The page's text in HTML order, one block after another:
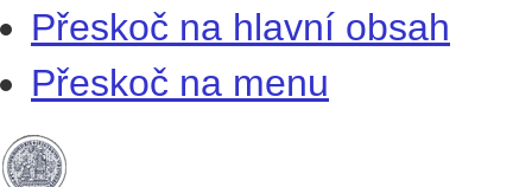
Přeskoč na hlavní obsah
Přeskoč na menu